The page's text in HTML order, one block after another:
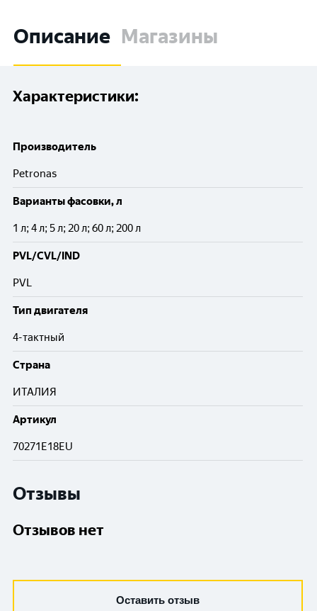
Описание Магазины
Характеристики:
Производитель
Petronas
Варианты фасовки, л
1 л; 4 л; 5 л; 20 л; 60 л; 200 л
PVL/CVL/IND
PVL
Тип двигателя
4-тактный
Cтрана
ИТАЛИЯ
Артикул
70271E18EU
Отзывы
Отзывов нет
Оставить отзыв